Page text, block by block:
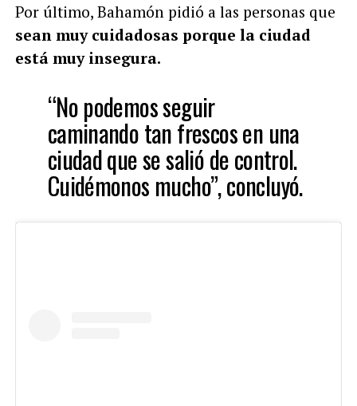
Por último, Bahamón pidió a las personas que
sean muy cuidadosas porque la ciudad
está muy insegura.
“No podemos seguir
caminando tan frescos en una
ciudad que se salió de control.
Cuidémonos mucho”, concluyó.